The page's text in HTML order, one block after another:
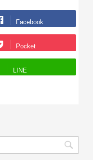
Facebook
Pocket
LINE